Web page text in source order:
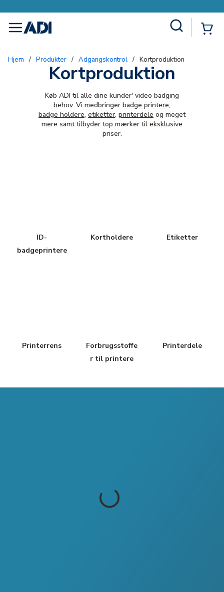
menu
Hjem / Produkter / Adgangskontrol / Kortproduktion
Kortproduktion
Køb ADI til alle dine kunder' video badging
behov. Vi medbringer badge printere,
badge holdere, etiketter, printerdele og meget
mere samt tilbyder top mærker til eksklusive
priser.
ID-
badgeprintere
Kortholdere Etiketter
Printerrens
Forbrugsstoffe
r til printere
Printerdele